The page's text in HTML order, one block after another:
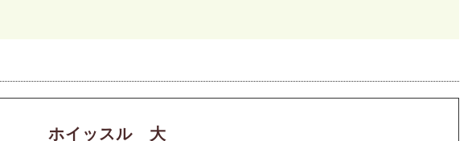
ホイッスル 大